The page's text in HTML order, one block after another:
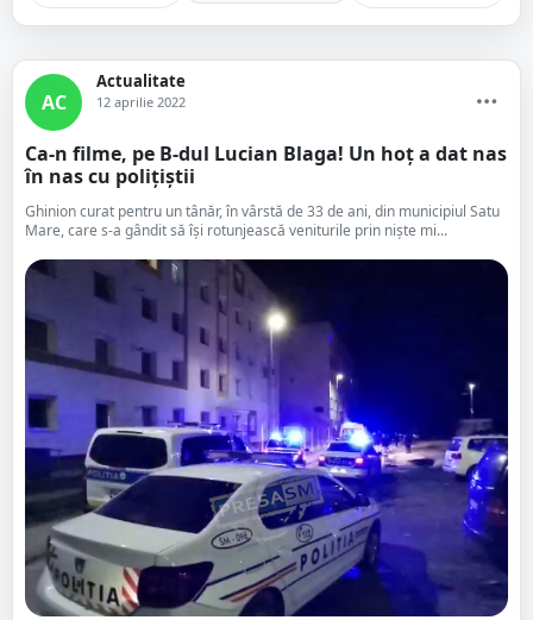
AC
Actualitate
12 aprilie 2022
Ca-n filme, pe B-dul Lucian Blaga! Un hoț a dat nas
în nas cu polițiștii
Ghinion curat pentru un tânăr, în vârstă de 33 de ani, din municipiul Satu
Mare, care s-a gândit să își rotunjească veniturile prin niște mi...